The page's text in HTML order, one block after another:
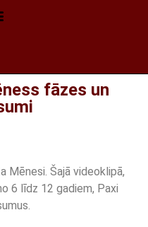
fāzes un
Mēnesi. Šajā videoklipā,
6 līdz 12 gadiem, Paxi